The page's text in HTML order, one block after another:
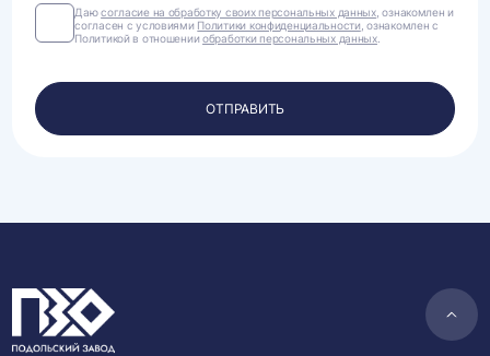
Даю
согласие
на
своих
персональных
данных.
Даюсогласие на обработку своих персональных данных, ознакомлен и
согласен с условиями Политики конфиденциальности , ознакомлен с
Политикой в отношенииобработки персональных данных.
ОТПРАВИТЬ
в